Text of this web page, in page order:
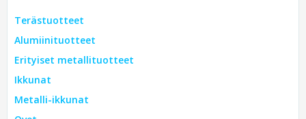
Terästuotteet
Alumiinituotteet
Erityiset metallituotteet
Ikkunat
Metalli-ikkunat